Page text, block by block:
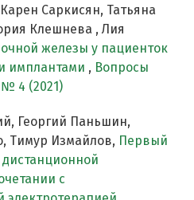
Саркисян, Татьяна
Клешнева , Лия
железы у пациенток
имплантами , Вопросы
4 (2021)
Георгий Паньшин,
Тимур Измайлов, Первый
с